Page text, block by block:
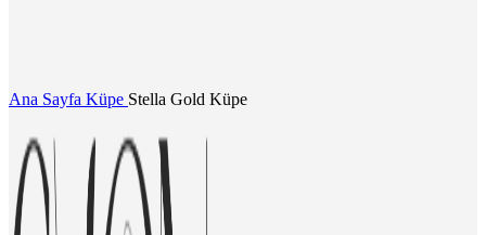
Ana Sayfa Küpe Stella Gold Küpe